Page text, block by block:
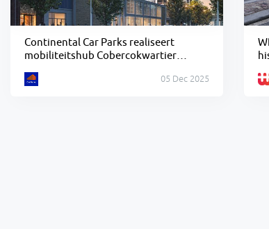
Continental Car Parks realiseert
mobiliteitshub Cobercokwartier
05 Dec 2025